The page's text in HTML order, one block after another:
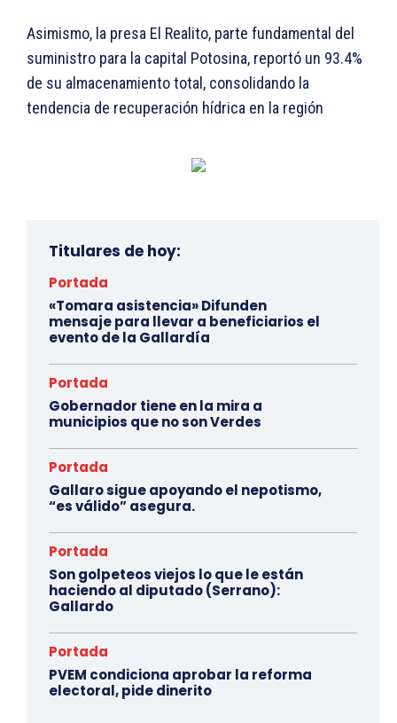
Asimismo, la presa El Realito, parte fundamental del
suministro para la capital Potosina, reportó un 93.4%
de su almacenamiento total, consolidando la
tendencia de recuperación hídrica en la región
Titulares de hoy:
Portada
«Tomara asistencia» Difunden
mensaje para llevar a beneficiarios el
evento de la Gallardía
Portada
Gobernador tiene en la mira a
municipios que no son Verdes
Portada
Gallaro sigue apoyando el nepotismo,
“es válido” asegura.
Portada
Son golpeteos viejos lo que le están
haciendo al diputado (Serrano):
Gallardo
Portada
PVEM condiciona aprobar la reforma
electoral, pide dinerito